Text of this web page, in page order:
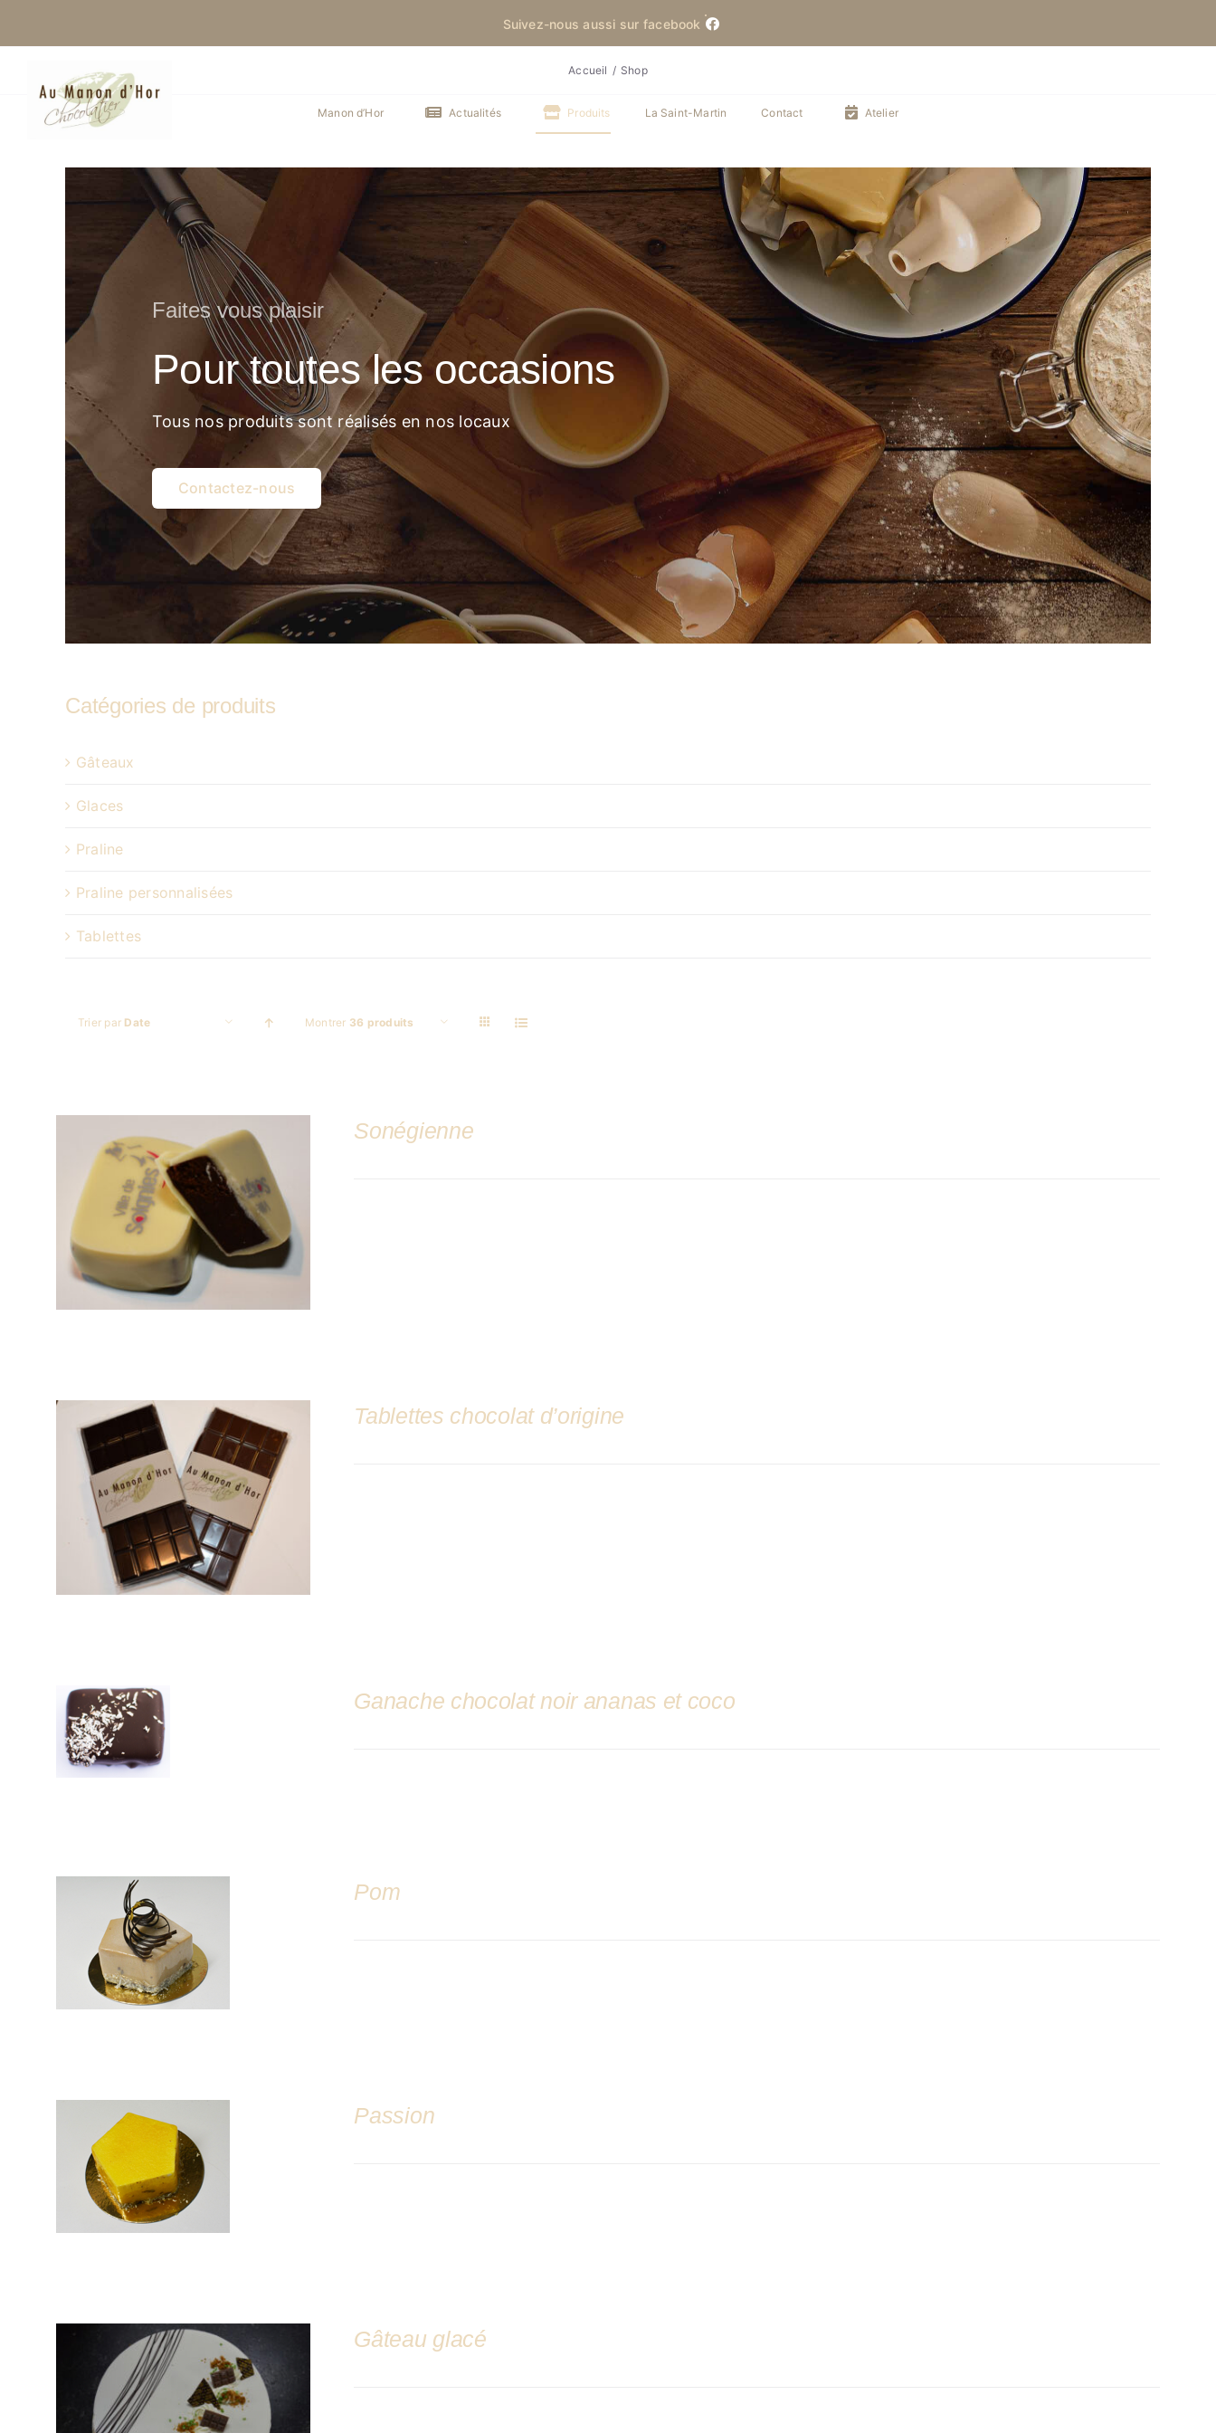
Suivez-nous aussi sur facebook
Manon d’Hor Actualités Produits La Saint-Martin Contact Atelier
Accueil Shop
Faites vous plaisir
Pour toutes les occasions
Tous nos produits sont réalisés en nos locaux
Contactez-nous
Catégories de produits
Gâteaux
Glaces
Praline
Praline personnalisées
Tablettes
Trier par Date Montrer 36 produits
DÉTAILS
Sonégienne
DÉTAILS
Tablettes chocolat d’origine
DÉTAILS
Ganache chocolat noir ananas et coco
DÉTAILS
Pom
DÉTAILS
Passion
DÉTAILS
Gâteau glacé